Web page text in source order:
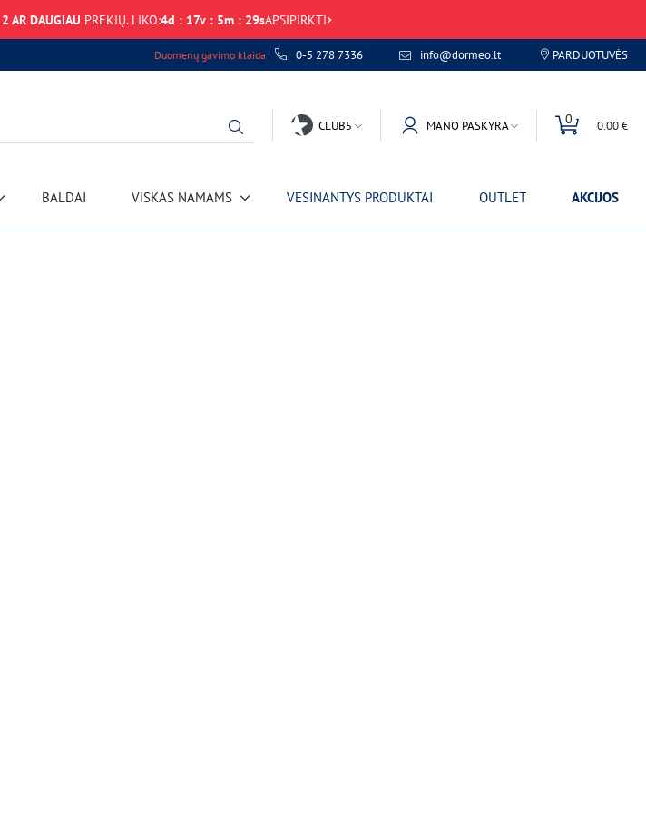
2 AR DAUGIAU PREKIŲ. LIKO:4d : 17v : 5m : 29sAPSIPIRKTI
Duomenų gavimo klaida 0-5 278 7336 info@dormeo.lt PARDUOTUVĖS
CLUB5 MANO PASKYRA 0 0.00 €
BALDAI VISKAS NAMAMS VĖSINANTYS PRODUKTAI OUTLET AKCIJOS